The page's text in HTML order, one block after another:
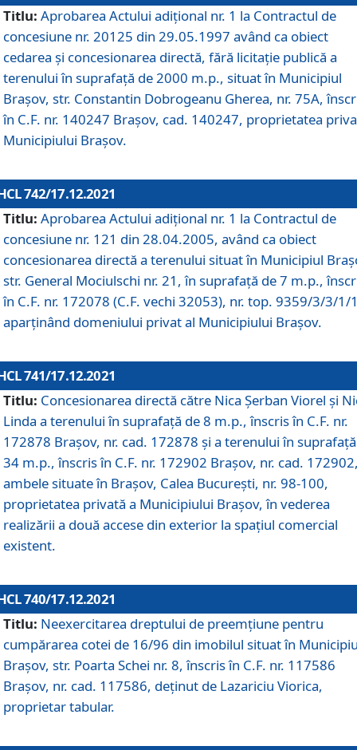
Titlu: Aprobarea Actului adiţional nr. 1 la Contractul de
concesiune nr. 20125 din 29.05.1997 având ca obiect
cedarea și concesionarea directă, fără licitație publică a
terenului în suprafață de 2000 m.p., situat în Municipiul
Brașov, str. Constantin Dobrogeanu Gherea, nr. 75A,
în C.F. nr. 140247 Brașov, cad. 140247, proprietatea
Municipiului Brașov.
742/17.12.2021
Titlu: Aprobarea Actului adiţional nr. 1 la Contractul de
concesiune nr. 121 din 28.04.2005, având ca obiect
concesionarea directă a terenului situat în Municipiul
str. General Mociulschi nr. 21, în suprafață de 7 m.p.,
în C.F. nr. 172078 (C.F. vechi 32053), nr. top. 9359/3/3/1/
aparținând domeniului privat al Municipiului Brașov.
741/17.12.2021
Titlu: Concesionarea directă către Nica Șerban Viorel și
Linda a terenului în suprafață de 8 m.p., înscris în C.F. nr.
172878 Brașov, nr. cad. 172878 și a terenului în
34 m.p., înscris în C.F. nr. 172902 Brașov, nr. cad.
ambele situate în Brașov, Calea București, nr. 98-100,
proprietatea privată a Municipiului Brașov, în vederea
realizării a două accese din exterior la spațiul comercial
existent.
740/17.12.2021
Titlu: Neexercitarea dreptului de preemţiune pentru
cumpărarea cotei de 16/96 din imobilul situat în
Braşov, str. Poarta Schei nr. 8, înscris în C.F. nr. 117586
Brașov, nr. cad. 117586, deținut de Lazariciu Viorica,
proprietar tabular.